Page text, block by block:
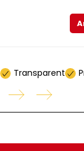
Transparent